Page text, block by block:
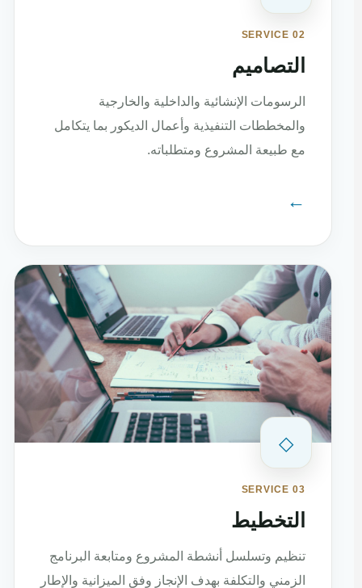
SERVICE 02
التصاميم
الرسومات الإنشائية والداخلية والخارجية
والمخططات التنفيذية وأعمال الديكور بما يتكامل
مع طبيعة المشروع ومتطلباته.
←
◇
SERVICE 03
التخطيط
تنظيم وتسلسل أنشطة المشروع ومتابعة البرنامج
الزمني والتكلفة بهدف الإنجاز وفق الميزانية والإطار